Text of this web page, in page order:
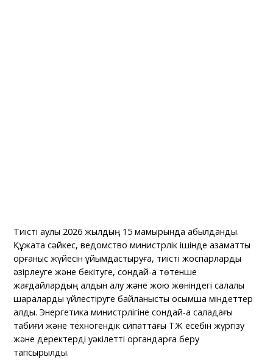
Тиісті қаулы 2026 жылдың 15 мамырында қабылданды.
Құжатқа сәйкес, ведомство министрлік ішінде азаматтық
қорғаныс жүйесін ұйымдастыруға, тиісті жоспарларды
әзірлеуге және бекітуге, сондай-ақ төтенше
жағдайлардың алдын алу және жою жөніндегі салалық
шараларды үйлестіруге байланысты қосымша міндеттер
алды. Энергетика министрлігіне сондай-ақ саладағы
табиғи және техногендік сипаттағы ТЖ есебін жүргізу
және деректерді уәкілетті органдарға беру
тапсырылды.